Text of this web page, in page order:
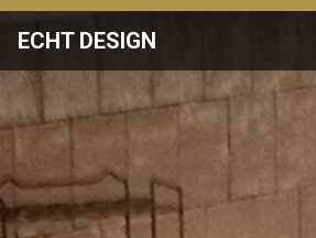
ECHT DESIGN